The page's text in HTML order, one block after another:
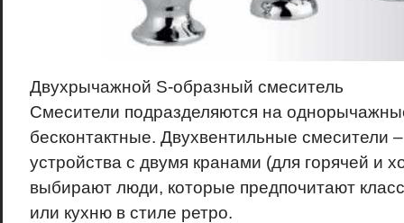
Двухрычажной S-образный смеситель
Смесители подразделяются на
бесконтактные. Двухвентильные смесители
устройства с двумя кранами (для горячей и
выбирают люди, которые предпочитают
или кухню в стиле ретро.